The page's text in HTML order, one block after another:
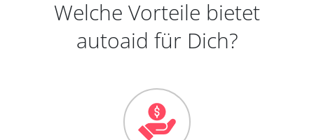
Welche Vorteile bietet
autoaid für Dich?